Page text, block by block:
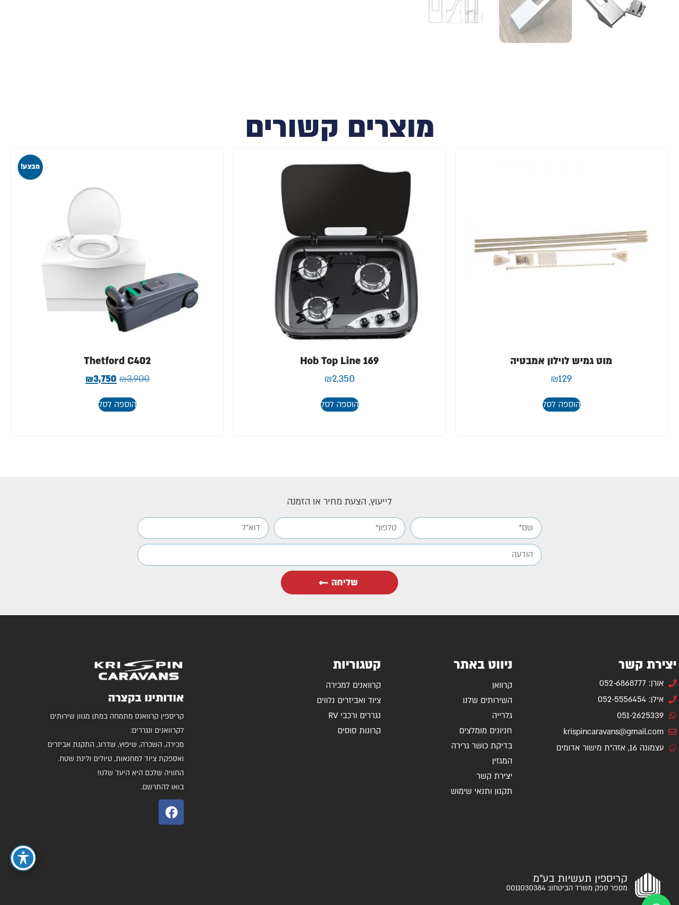
מוצרים קשורים
מוט גמיש לוילון אמבטיה
₪129
הוספה לסל
Hob Top Line 169
₪2,350
הוספה לסל
מבצע!
Thetford C402
₪3,900
₪3,750
הוספה לסל
לייעוץ, הצעת מחיר או הזמנה
שליחה
יצירת קשר
אורן: 052-6868777
אילן: 052-5556454
051-2625339
krispincaravans@gmail.com
עצמונה 16, אזה"ת מישור אדומים
ניווט באתר
קרוואן
השירותים שלנו
גלרייה
חניונים מומלצים
בדיקת כושר גרירה
המגזין
יצירת קשר
תקנון ותנאי שימוש
קטגוריות
קרוואנים למכירה
ציוד ואביזרים נלווים
נגררים ורכבי RV
קרונות סוסים
אודותינו בקצרה
קריספין קרוואנס מתמחה במתן מגוון שירותים
לקרוואנים ונגררים:
מכירה, השכרה, שיפוץ, שדרוג, התקנת אביזרים
ואספקת ציוד למחנאות, טיולים ולינת שטח.
החוויה שלכם היא היעד שלנו!
בואו להתרשם.
קריספין תעשיות בע"מ
מספר ספק משרד הביטחון: 0011030384